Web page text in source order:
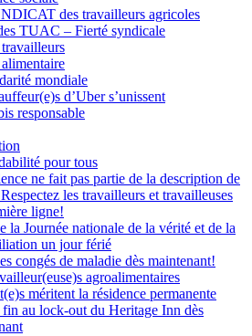
des travailleurs agricoles
TUAC – Fierté syndicale
travailleurs
mondiale
d’Uber s’unissent
responsable
pour tous
ne fait pas partie de la description de
les travailleurs et travailleuses
ligne!
la Journée nationale de la vérité et de la
un jour férié
congés de maladie dès maintenant!
agroalimentaires
méritent la résidence permanente
au lock-out du Heritage Inn dès